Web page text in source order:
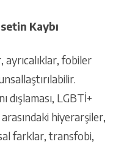
Kaybı
ayrıcalıklar, fobiler
dışlaması, LGBTİ+
hiyerarşiler,
farklar, transfobi,